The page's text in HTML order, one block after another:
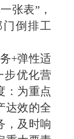
张表”，
倒排工
+弹性适
步优化营
：为重点
达效的全
，及时响